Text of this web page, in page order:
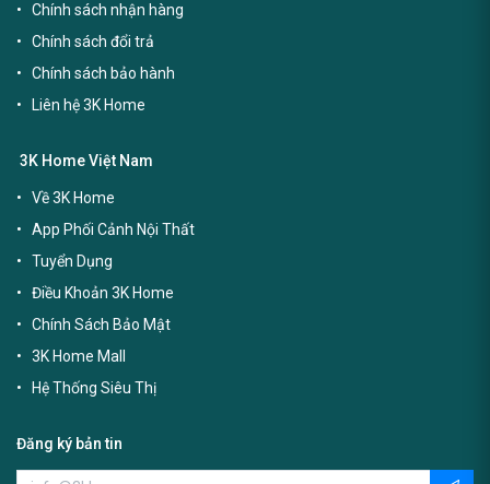
Chính sách nhận hàng
Chính sách đổi trả
Chính sách bảo hành
Liên hệ 3K Home
3K Home Việt Nam
Về 3K Home
App Phối Cảnh Nội Thất
Tuyển Dụng
Điều Khoản 3K Home
Chính Sách Bảo Mật
3K Home Mall
Hệ Thống Siêu Thị
Đăng ký bản tin